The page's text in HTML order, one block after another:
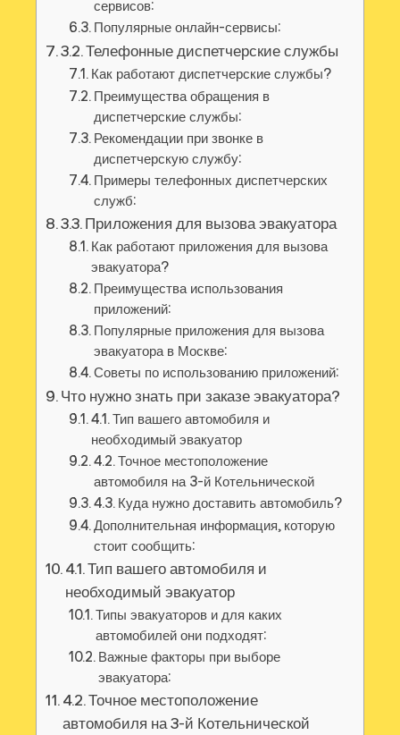
сервисов:
Популярные онлайн-сервисы:
3.2. Телефонные диспетчерские службы
Как работают диспетчерские службы?
Преимущества обращения в
диспетчерские службы:
Рекомендации при звонке в
диспетчерскую службу:
Примеры телефонных диспетчерских
служб:
3.3. Приложения для вызова эвакуатора
Как работают приложения для вызова
эвакуатора?
Преимущества использования
приложений:
Популярные приложения для вызова
эвакуатора в Москве:
Советы по использованию приложений:
Что нужно знать при заказе эвакуатора?
4.1. Тип вашего автомобиля и
необходимый эвакуатор
4.2. Точное местоположение
автомобиля на 3-й Котельнической
4.3. Куда нужно доставить автомобиль?
Дополнительная информация, которую
стоит сообщить:
4.1. Тип вашего автомобиля и
необходимый эвакуатор
Типы эвакуаторов и для каких
автомобилей они подходят:
Важные факторы при выборе
эвакуатора:
4.2. Точное местоположение
автомобиля на 3-й Котельнической